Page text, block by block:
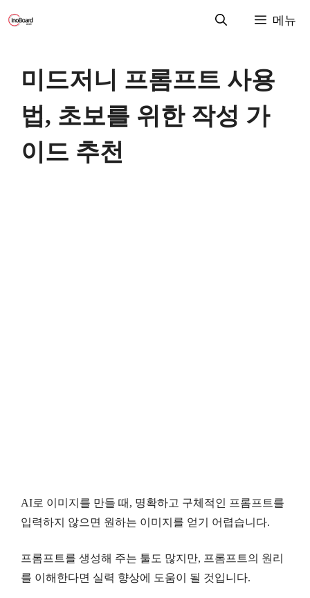
텐
메뉴
미드저니 프롬프트 사용
법, 초보를 위한 작성 가
이드 추천
AI로 이미지를 만들 때, 명확하고 구체적인 프롬프트를
입력하지 않으면 원하는 이미지를 얻기 어렵습니다.
프롬프트를 생성해 주는 툴도 많지만, 프롬프트의 원리
를 이해한다면 실력 향상에 도움이 될 것입니다.